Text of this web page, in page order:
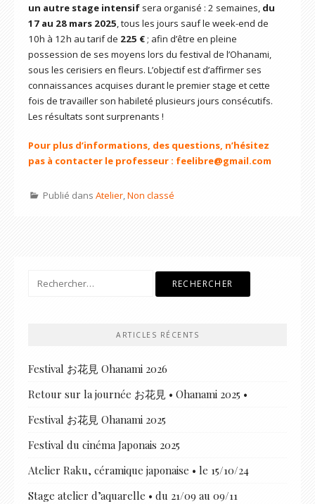
un autre stage intensifsera organisé : 2 semaines, du
17 au 28 mars 2025, tous les jours sauf le week-end de
10h à 12h au tarif de 225 €; afin d’être en pleine
possession de ses moyens lors du festival de l’Ohanami,
sous les cerisiers en fleurs. L’objectif est d’affirmer ses
connaissances acquises durant le premier stage et cette
fois de travailler son habileté plusieurs jours consécutifs.
Les résultats sont surprenants !
Pour plus d’informations, des questions, n’hésitez
pas à contacter le professeur : feelibre@gmail.com
Publié dans Atelier,Non classé
Rechercher :
ARTICLES RÉCENTS
Festival お花見 Ohanami 2026
Retour sur la journée お花見 • Ohanami 2025 •
Festival お花見 Ohanami 2025
Festival du cinéma Japonais 2025
Atelier Raku, céramique japonaise • le 15/10/24
Stage atelier d’aquarelle • du 21/09 au 09/11